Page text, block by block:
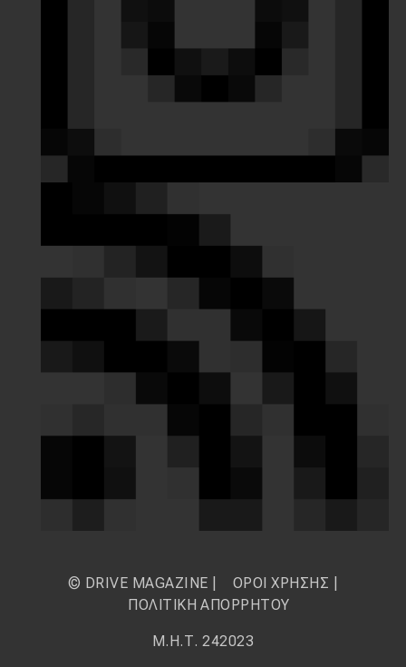
© DRIVE MAGAZINE | ΟΡΟΙ ΧΡΗΣΗΣ
ΠΟΛΙΤΙΚΗ ΑΠΟΡΡΗΤΟΥ
Μ.Η.Τ. 242023